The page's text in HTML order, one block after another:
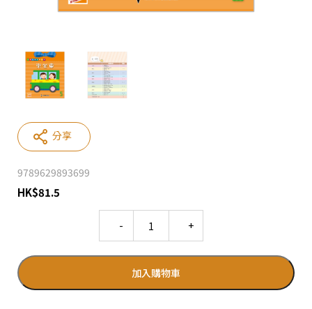
9789629893699
HK$81.5
加入購物車
分享